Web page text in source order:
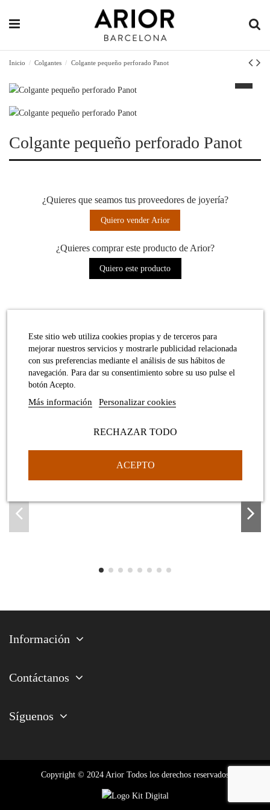
Inicio Colgantes Colgante pequeño perforado Panot
Colgante pequeño perforado Panot
¿Quieres que seamos tus proveedores de joyería?
Quiero vender Arior
¿Quieres comprar este producto de Arior?
Quiero este producto
Colección Rajola
Referencia 3670983PU
Puede que también te gusten estos 16 artículos
Información
Contáctanos
Este sitio web utiliza cookies propias y de terceros para
mejorar nuestros servicios y mostrarle publicidad relacionada
con sus preferencias mediante el análisis de sus hábitos de
navegación. Para dar su consentimiento sobre su uso pulse el
botón Acepto.
Más información Personalizar cookies
RECHAZAR TODO
ACEPTO
Síguenos
Copyright © 2024 Arior Todos los derechos reservados